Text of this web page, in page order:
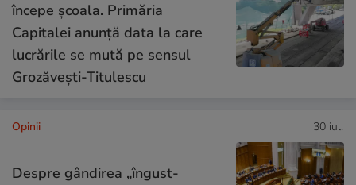
începe școala. Primăria
Capitalei anunță data la care
lucrările se mută pe sensul
Grozăvești-Titulescu
Opinii 30 iul.
Despre gândirea „îngust-